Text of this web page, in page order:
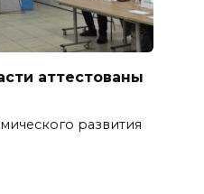
аттестованы
развития